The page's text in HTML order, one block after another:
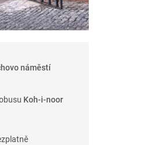
náměstí
Koh-i-noor